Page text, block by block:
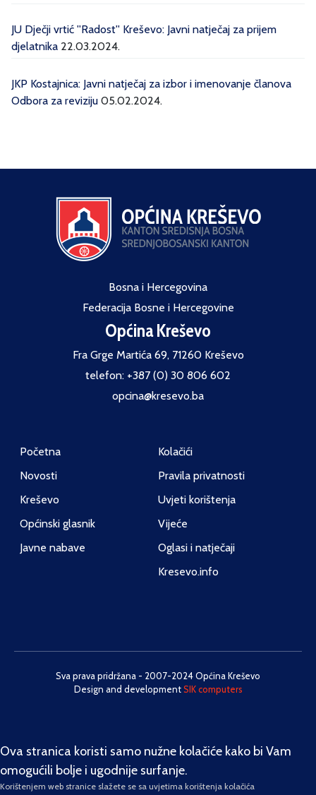
JU Dječji vrtić ''Radost'' Kreševo: Javni natječaj za prijem
djelatnika 22.03.2024.
JKP Kostajnica: Javni natječaj za izbor i imenovanje članova
Odbora za reviziju 05.02.2024.
Bosna i Hercegovina
Federacija Bosne i Hercegovine
Općina Kreševo
Fra Grge Martića 69, 71260 Kreševo
telefon: +387 (0) 30 806 602
opcina@kresevo.ba
Početna
Novosti
Kreševo
Općinski glasnik
Javne nabave
Kolačići
Pravila privatnosti
Uvjeti korištenja
Vijeće
Oglasi i natječaji
Kresevo.info
Sva prava pridržana - 2007-2024 Općina Kreševo
Design and developmentSIK computers
Ova stranica koristi samo nužne kolačiće kako bi Vam
omogućili bolje i ugodnije surfanje.
Korištenjem web stranice slažete se sa uvjetima korištenja kolačića